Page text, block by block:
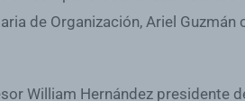
de Organización, Ariel
William Hernández presidente